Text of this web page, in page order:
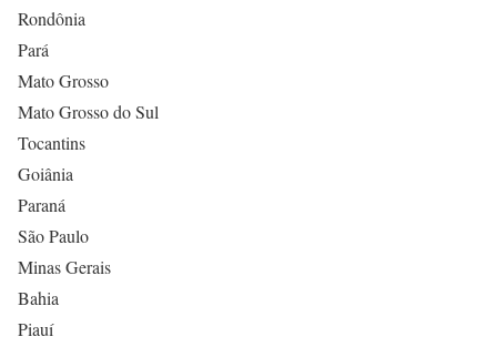
Rondônia
Pará
Mato Grosso
Mato Grosso do Sul
Tocantins
Goiânia
Paraná
São Paulo
Minas Gerais
Bahia
Piauí